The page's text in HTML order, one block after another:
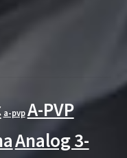
a-pvp A-PVP
Analog 3-